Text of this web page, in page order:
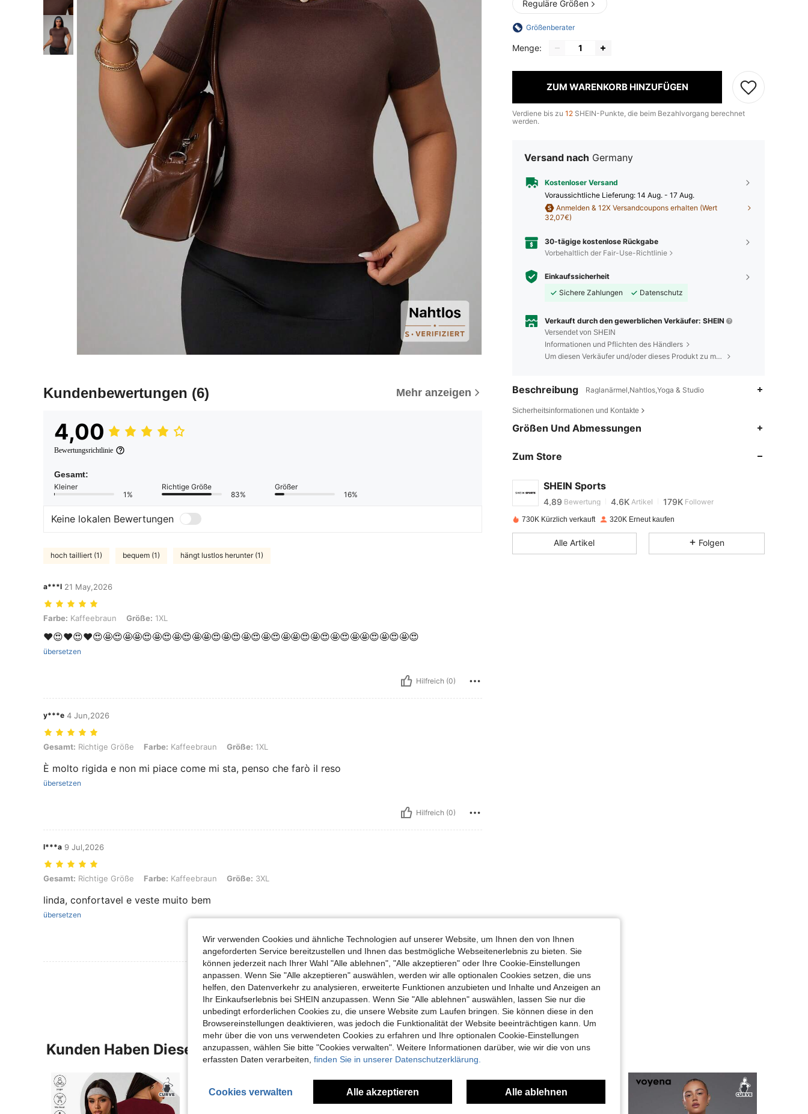
Kundenbewertungen (6) Mehr anzeigen
4,00
Bewertungsrichtlinie
Gesamt:
Kleiner
1%
Richtige Größe
83%
Größer
16%
Keine lokalen Bewertungen
hoch tailliert (1) bequem (1) hängt lustlos herunter (1)
a***l 21 May,2026
Farbe: Kaffeebraun, Größe: 1XL
Farbe: Kaffeebraun Größe: 1XL
❤️😍❤️😍❤️😍🤩😍🤩🤩😍🤩😍🤩😍🤩🤩😍🤩😍🤩😍🤩😍🤩🤩😍🤩😍🤩😍🤩🤩😍🤩😍🤩😍
übersetzen
Hilfreich (0)
y***e 4 Jun,2026
Gesamt: Richtige Größe, Farbe: Kaffeebraun, Größe: 1XL
Gesamt: Richtige Größe Farbe: Kaffeebraun Größe: 1XL
È molto rigida e non mi piace come mi sta, penso che farò il reso
übersetzen
Hilfreich (0)
l***a 9 Jul,2026
Gesamt: Richtige Größe, Farbe: Kaffeebraun, Größe: 3XL
Gesamt: Richtige Größe Farbe: Kaffeebraun Größe: 3XL
linda, confortavel e veste muito bem
übersetzen
Hilfreich (0)
Mehr Bewertungen Ansehen
Reguläre Größen
Größenberater
Menge:
ZUM WARENKORB HINZUFÜGEN
Verdiene bis zu 12 SHEIN-Punkte, die beim Bezahlvorgang berechnet
werden.
Versand nach Germany
Kostenloser Versand
Voraussichtliche Lieferung: 14 Aug. - 17 Aug.
Anmelden & 12X Versandcoupons erhalten (Wert
32,07€)
30-tägige kostenlose Rückgabe
Vorbehaltlich der Fair-Use-Richtlinie
Einkaufssicherheit
Sichere Zahlungen
Datenschutz
Verkauft durch den gewerblichen Verkäufer: SHEIN
Versendet von SHEIN
Informationen und Pflichten des Händlers
Um diesen Verkäufer und/oder dieses Produkt zu melden
Beschreibung Raglanärmel,Nahtlos,Yoga & Studio
Sicherheitsinformationen und Kontakte
Größen Und Abmessungen
Zum Store
SHEIN Sports
4,89 4.6K
4,89 Bewertung 4.6K Artikel 179K Follower
4,89
730K Kürzlich verkauft 320K Erneut kaufen
Alle Artikel Folgen
Kunden Haben Diese Artikel Auch Angeschaut
Wir verwenden Cookies und ähnliche Technologien auf unserer Website, um Ihnen den von Ihnen
angeforderten Service bereitzustellen und Ihnen das bestmögliche Webseitenerlebnis zu bieten. Sie
können jederzeit nach Ihrer Wahl "Alle ablehnen", "Alle akzeptieren" oder Ihre Cookie-Einstellungen
anpassen. Wenn Sie "Alle akzeptieren" auswählen, werden wir alle optionalen Cookies setzen, die uns
helfen, den Datenverkehr zu analysieren, erweiterte Funktionen anzubieten und Inhalte und Anzeigen an
Ihr Einkaufserlebnis bei SHEIN anzupassen. Wenn Sie "Alle ablehnen" auswählen, lassen Sie nur die
unbedingt erforderlichen Cookies zu, die unsere Website zum Laufen bringen. Sie können diese in den
Browsereinstellungen deaktivieren, was jedoch die Funktionalität der Website beeinträchtigen kann. Um
mehr über die von uns verwendeten Cookies zu erfahren und Ihre optionalen Cookie-Einstellungen
anzupassen, wählen Sie bitte "Cookies verwalten". Weitere Informationen darüber, wie wir die von uns
erfassten Daten verarbeiten, finden Sie in unserer Datenschutzerklärung.
Cookies verwalten Alle akzeptieren Alle ablehnen